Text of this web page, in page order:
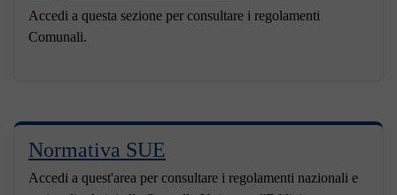
Accedi a questa sezione per consultare i regolamenti
Comunali.
Normativa SUE
Accedi a quest'area per consultare i regolamenti nazionali e